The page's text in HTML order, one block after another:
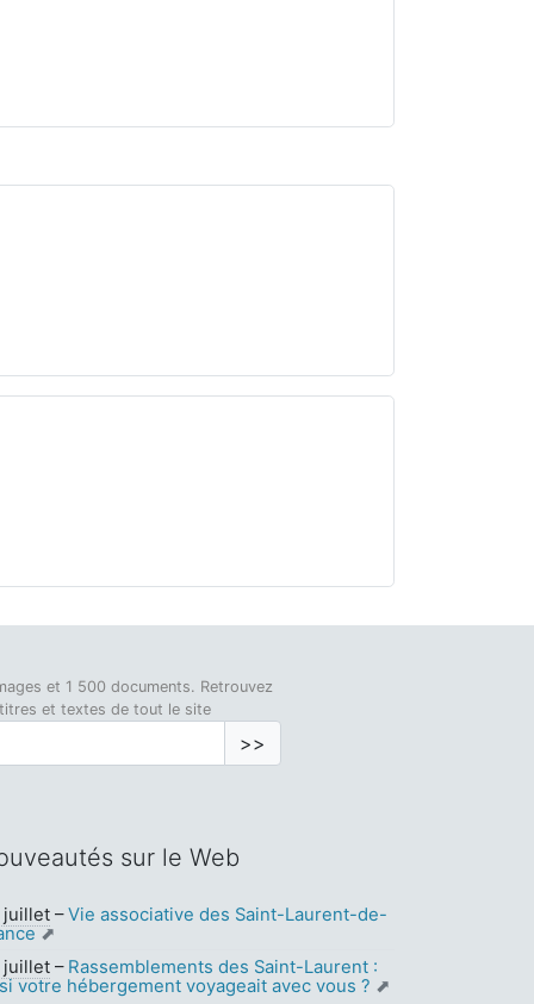
et 1 500 documents. Retrouvez
et textes de tout le site
>>
sur le Web
juillet –Vie associative des Saint-Laurent-de-
juillet – Rassemblements des Saint-Laurent :
votre hébergement voyageait avec vous ?